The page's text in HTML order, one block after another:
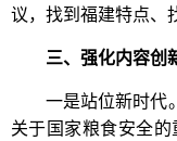
议，找到福建特点、
三、强化内容创
一是站位新时代
关于国家粮食安全